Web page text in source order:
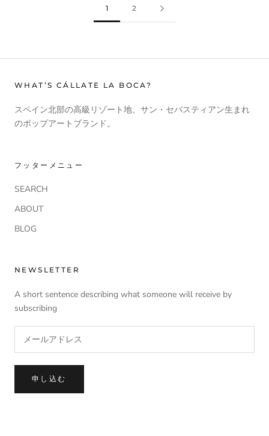
1 2
WHAT’S CÁLLATE LA BOCA?
スペイン北部の高級リゾート地、サン・セバスティアン生まれ
のポップアートブランド。
フッターメニュー
SEARCH
ABOUT
BLOG
NEWSLETTER
A short sentence describing what someone will receive by
subscribing
申し込む